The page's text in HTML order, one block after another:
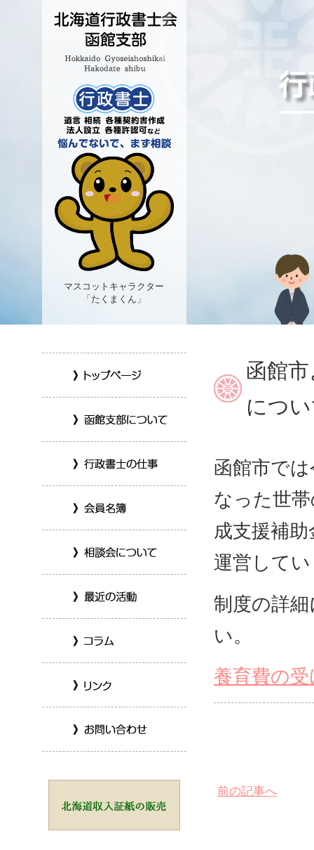
マスコットキャラクター
「たくまくん」
函館
につ
函館市で
なった世
成支援補
運営して
制度の詳
い。
養育費の
前の記事へ